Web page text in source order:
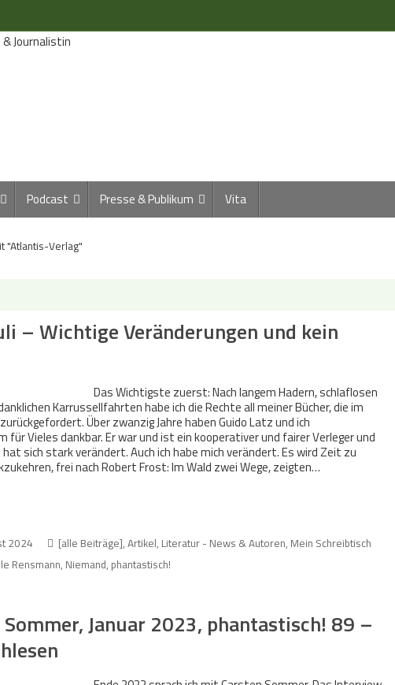
Podcast Presse & Publikum Vita
"Atlantis-Verlag"
– Wichtige Veränderungen und kein
Das Wichtigste zuerst: Nach langem Hadern, schlaflosen
Karrussellfahrten habe ich die Rechte all meiner Bücher, die im
Über zwanzig Jahre haben Guido Latz und ich
für Vieles dankbar. Er war und ist ein kooperativer und fairer Verleger und
sich stark verändert. Auch ich habe mich verändert. Es wird Zeit zu
frei nach Robert Frost: Im Wald zwei Wege, zeigten…
2024 [alle Beiträge], Artikel, Literatur - News & Autoren, Mein Schreibtisch
Rensmann, Niemand, phantastisch!
Januar 2023, phantastisch! 89 –